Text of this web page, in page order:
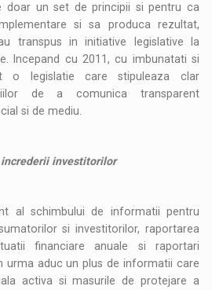
doar un set de principii si pentru ca
si sa produca rezultat,
transpus in initiative legislative la
Incepand cu 2011, cu imbunatati si
o legislatie care stipuleaza clar
de a comunica transparent
si de mediu.
investitorilor
al schimbului de informatii pentru
si investitorilor, raportarea
financiare anuale si raportari
urma aduc un plus de informatii care
activa si masurile de protejare a